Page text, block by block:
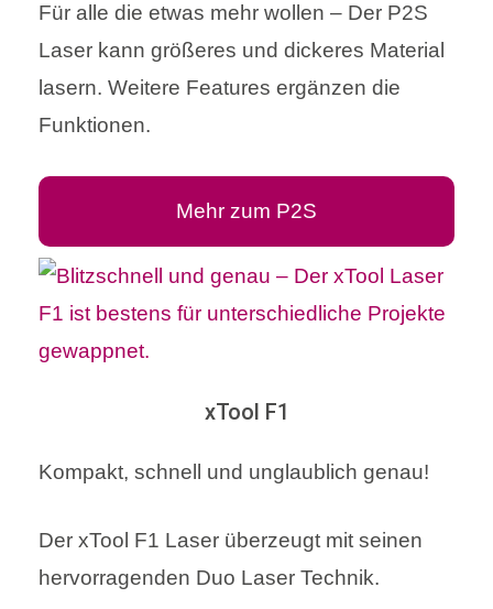
Für alle die etwas mehr wollen – Der P2S
Laser kann größeres und dickeres Material
lasern. Weitere Features ergänzen die
Funktionen.
Mehr zum P2S
xTool F1
Kompakt, schnell und unglaublich genau!
Der xTool F1 Laser überzeugt mit seinen
hervorragenden Duo Laser Technik.